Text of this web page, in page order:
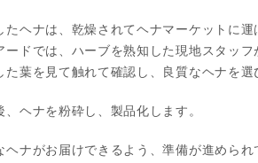
たヘナは、乾燥されてヘナマーケットに運
ードでは、ハーブを熟知した現地スタッフ
た葉を見て触れて確認し、良質なヘナを選
、ヘナを粉砕し、製品化します。
ヘナがお届けできるよう、準備が進められ